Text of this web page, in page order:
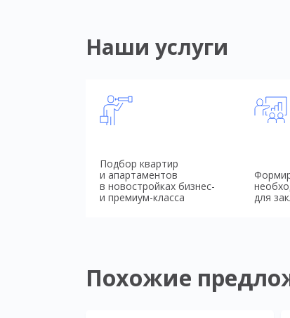
Наши услуги
Подбор квартир
и апартаментов
в новостройках бизнес-
и премиум-класса
для
Похожие